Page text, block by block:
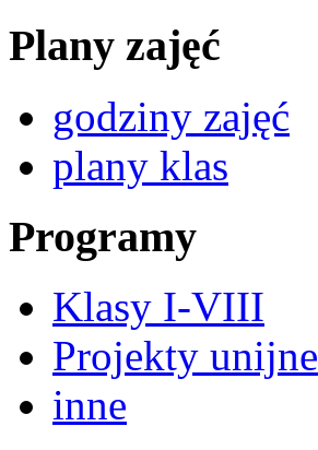
Plany zajęć
godziny zajęć
plany klas
Programy
Klasy I-VIII
Projekty unijne
inne